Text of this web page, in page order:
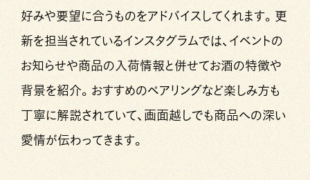
好みや要望に合うものをアドバイスしてくれます。更
新を担当されているインスタグラムでは、イベントの
お知らせや商品の入荷情報と併せてお酒の特徴や
背景を紹介。おすすめのペアリングなど楽しみ方も
丁寧に解説されていて、画面越しでも商品への深い
愛情が伝わってきます。